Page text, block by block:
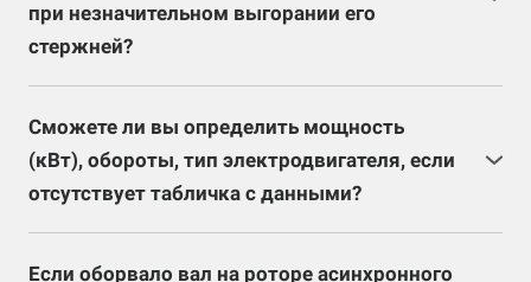
при незначительном выгорании его
стержней?
целесообразность можно только после полной
дефектовки, ряда испытаний и лабораторных
замеров оставшейся части обмотки.
Сможете ли вы определить мощность
(кВт), обороты, тип электродвигателя, если
отсутствует табличка с данными?
Если оборвало вал на роторе асинхронного